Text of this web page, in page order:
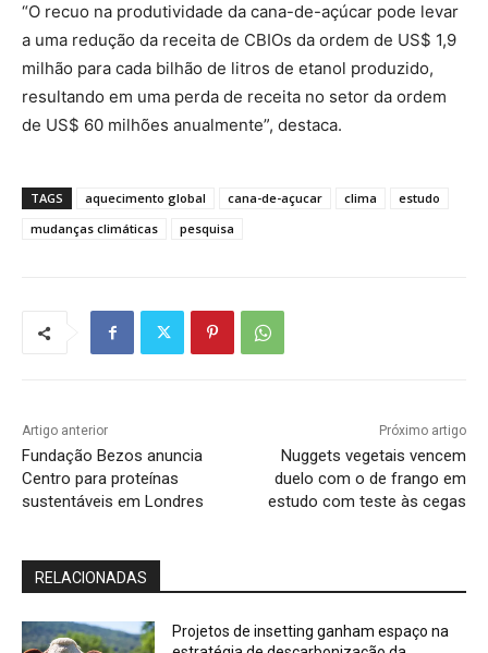
“O recuo na produtividade da cana-de-açúcar pode levar
a uma redução da receita de CBIOs da ordem de US$ 1,9
milhão para cada bilhão de litros de etanol produzido,
resultando em uma perda de receita no setor da ordem
de US$ 60 milhões anualmente”, destaca.
TAGS aquecimento global cana-de-açucar clima
estudo
mudanças climáticas
pesquisa
Artigo anterior
Fundação Bezos anuncia
Centro para proteínas
sustentáveis em Londres
Próximo artigo
Nuggets vegetais vencem
duelo com o de frango em
estudo com teste às cegas
RELACIONADAS
Projetos de insetting ganham espaço na